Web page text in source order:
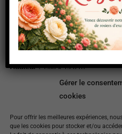
Gérer le
cookies
Pour offrir les meilleures expériences,
que les cookies pour stocker et/ou
Couleurs :Rose
Hauteur :1,50 x 1,20 m
Non remontant